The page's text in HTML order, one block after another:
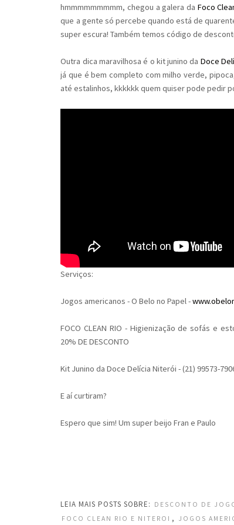
hmmmmmmmmm, chegou a galera da Foco
que a gente só percebe quando está de
super escura! Também temos código de
Outra dica maravilhosa é o kit junino da Doce
já que é bem completo com milho verde,
até estalinhos, kkkkkk quem quiser pode pedir
Serviços:
Jogos americanos - O Belo no Papel -
FOCO CLEAN RIO - Higienização de sofás e
20% DE DESCONTO
Kit Junino da Doce Delícia Niterói - (21) 99573-
E aí curtiram?
Espero que sim! Um super beijo Fran e Paulo
LEIA MAIS POSTS SOBRE: DESCONTO DE
FOCO CLEAN RIO E NITEROI , JOGOS